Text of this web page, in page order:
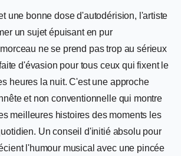
une bonne dose d'autodérision, l'artiste
un sujet épuisant en pur
ne se prend pas trop au sérieux
d'évasion pour tous ceux qui fixent le
heures la nuit. C'est une approche
et non conventionnelle qui montre
meilleures histoires des moments les
Un conseil d'initié absolu pour
l'humour musical avec une pincée